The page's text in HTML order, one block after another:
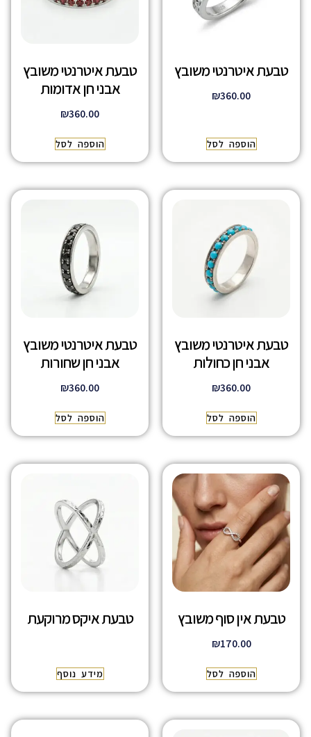
טבעת איטרנטי משובץ
₪360.00
הוספה לסל
טבעת איטרנטי משובץ
אבני חן אדומות
₪360.00
הוספה לסל
טבעת איטרנטי משובץ
אבני חן כחולות
₪360.00
הוספה לסל
טבעת איטרנטי משובץ
אבני חן שחורות
₪360.00
הוספה לסל
טבעת אין סוף משובץ
₪170.00
הוספה לסל
טבעת איקס מרוקעת
מידע נוסף